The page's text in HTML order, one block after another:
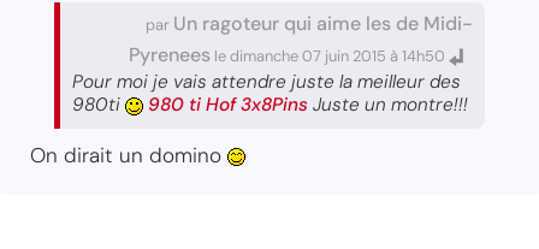
par Un ragoteur qui aime les de Midi-
Pyrenees le dimanche 07 juin 2015 à 14h50
Pour moi je vais attendre juste la meilleur des
980ti
980 ti Hof 3x8Pins Juste un montre!!!
On dirait un domino